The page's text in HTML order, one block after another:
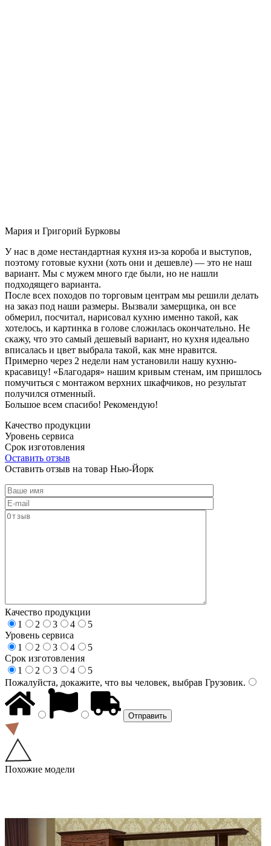
Мария и Григорий Бурковы
У нас в доме нестандартная кухня из-за короба и выступов,
поэтому готовые кухни (хоть они и дешевле) — это не наш
вариант. Мы с мужем много где были, но не нашли
подходящего варианта.
После всех походов по торговым центрам мы решили делать
на заказ под наши размеры. Вызвали замерщика, он все
обмерил, посчитал, нарисовал кухню именно такой, как
хотелось, и картинка в голове сложилась окончательно. Не
скажу, что это самый дешевый вариант, но кухня идеально
вписалась и цвет выбрала такой, как мне нравится.
Примерно через 2 недели нам установили нашу кухню-
красавицу! «Благодаря» нашим кривым стенам, им пришлось
помучиться с монтажом верхних шкафчиков, но результат
получился отменный.
Большое всем спасибо! Рекомендую!
Качество продукции
Уровень сервиса
Срок изготовления
Оставить отзыв
Оставить отзыв на товар Нью-Йорк
Качество продукции
1
2 3 4
5
Уровень сервиса
1
2 3 4
5
Срок изготовления
1
2 3 4
5
Пожалуйста, докажите, что вы человек, выбрав Грузовик.
Похожие модели